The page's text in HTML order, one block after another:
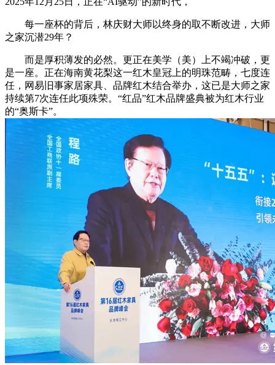
每一座杯的背后，林庆财大师以终身的取不断改进，大师
之家沉潜29年？
而是厚积薄发的必然。更正在美学（美）上不竭冲破，更
是一座。正在海南黄花梨这一红木皇冠上的明珠范畴，七度连
任，网易旧事家居家具、品牌红木结合举办，这已是大师之家
持续第7次连任此项殊荣。“红品”红木品牌盛典被为红木行业
的“奥斯卡”。